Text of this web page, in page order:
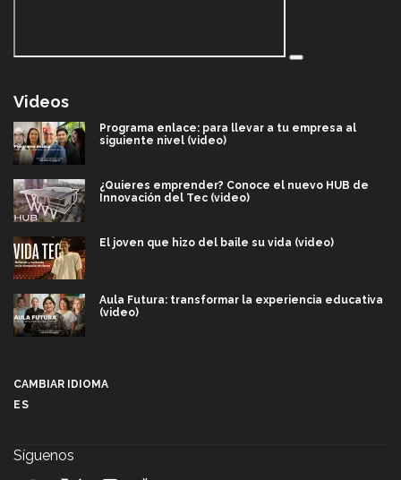
Videos
Programa enlace: para llevar a tu empresa al
siguiente nivel (video)
¿Quieres emprender? Conoce el nuevo HUB de
Innovación del Tec (video)
El joven que hizo del baile su vida (video)
Aula Futura: transformar la experiencia educativa
(video)
CAMBIAR IDIOMA
ES
Síguenos